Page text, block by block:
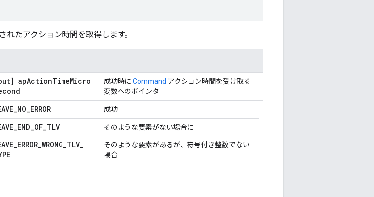
れたアクション時間を取得します。
apActionTimeMicro
成功時に Command アクション時間を受け取る
変数へのポインタ
_NO_ERROR 成功
_END_OF_TLV そのような要素がない場合に
_ERROR_WRONG_TLV_
そのような要素があるが、符号付き整数でない
場合